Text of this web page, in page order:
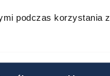
podczas korzystania z